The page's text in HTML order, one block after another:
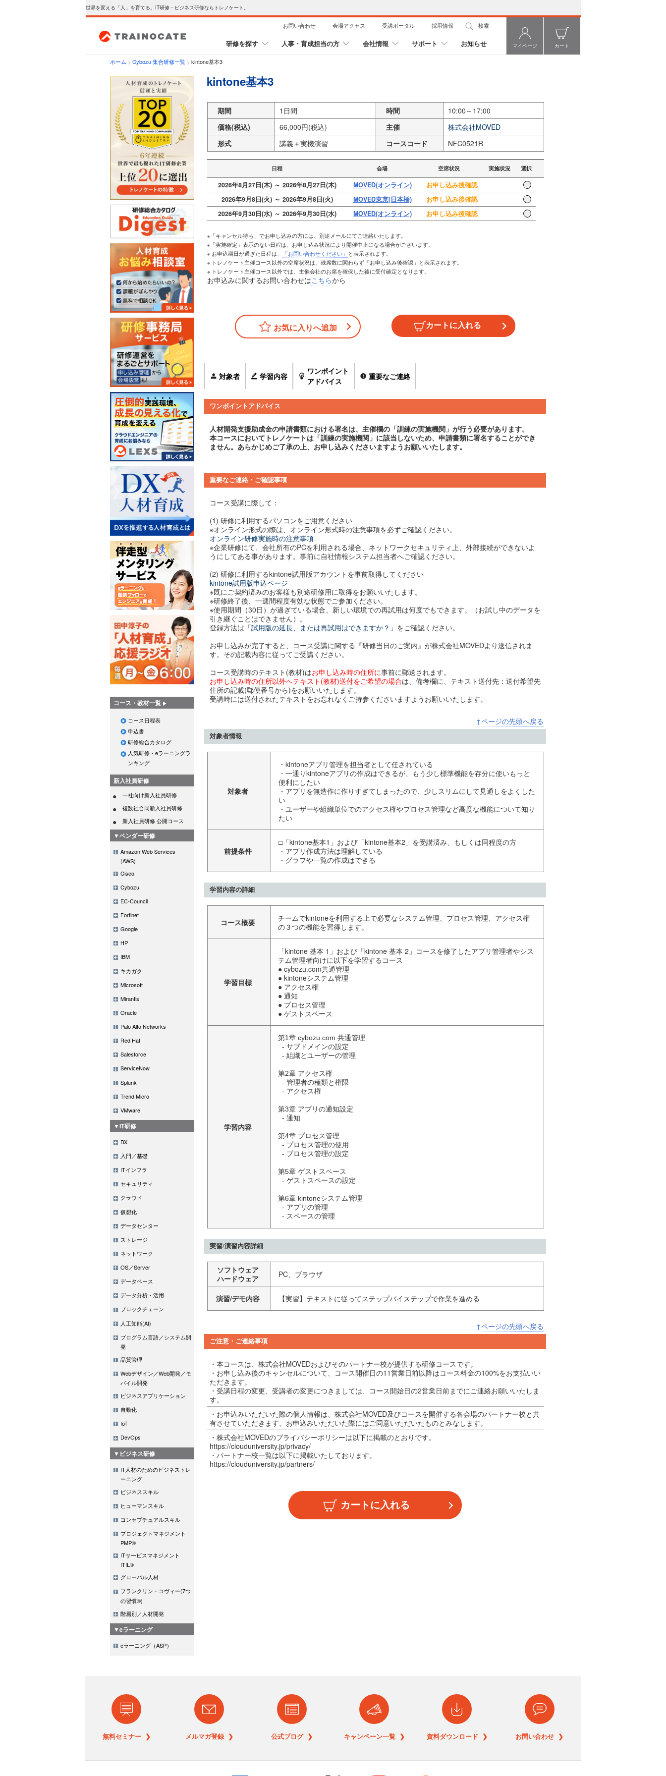
世界を変える「人」を育てる。IT研修・ビジネス研修ならトレノケート。
お問い合わせ 会場アクセス 受講ポータル 採用情報 検索
研修を探す 人事・育成担当の方 会社情報 サポート お知らせ マイページ カート
ホーム > Cybozu 集合研修一覧 > kintone基本3
コース・教材一覧
コース日程表
申込書
研修総合カタログ
人気研修・eラーニングラ
ンキング
新入社員研修
一社向け新入社員研修
複数社合同新入社員研修
新入社員研修 公開コース
▼ベンダー研修
Amazon Web Services
(AWS)
Cisco
Cybozu
EC-Council
Fortinet
Google
HP
IBM
キカガク
Microsoft
Mirantis
Oracle
Palo Alto Networks
Red Hat
Salesforce
ServiceNow
Splunk
Trend Micro
VMware
▼IT研修
DX
入門／基礎
ITインフラ
セキュリティ
クラウド
仮想化
データセンター
ストレージ
ネットワーク
OS／Server
データベース
データ分析・活用
ブロックチェーン
人工知能(AI)
プログラム言語／システム開
発
品質管理
Webデザイン／Web開発／モ
バイル開発
ビジネスアプリケーション
自動化
IoT
DevOps
▼ビジネス研修
IT人材のためのビジネストレ
ーニング
ビジネススキル
ヒューマンスキル
コンセプチュアルスキル
プロジェクトマネジメント
PMP®
ITサービスマネジメント
ITIL®
グローバル人材
フランクリン・コヴィー(7つ
の習慣®)
階層別／人材開発
▼eラーニング
eラーニング（ASP）
kintone基本3
期間 1日間 時間
10:00～17:00
価格(税込)
66,000円(税込) 主催
株式会社MOVED
形式
講義＋実機演習 コースコード NFC0521R
日程 会場 空席状況 実施状況 選択
2026年8月27日(木) ～ 2026年8月27日(木) MOVED(オンライン)
お申し込み後確認
2026年9月8日(火) ～ 2026年9月8日(火)
MOVED東京(日本橋)
お申し込み後確認
2026年9月30日(水) ～ 2026年9月30日(水)
MOVED(オンライン) お申し込み後確認
※「キャンセル待ち」でお申し込みの方には、別途メールにてご連絡いたします。
※「実施確定」表示のない日程は、お申し込み状況により開催中止になる場合がございます。
※ お申込期日が過ぎた日程は、
「お問い合わせください」 と表示されます。
※ トレノケート主催コース以外の空席状況は、残席数に関わらず「お申し込み後確認」と表示されます。
※ トレノケート主催コース以外では、主催会社のお席を確保した後に受付確定となります。
お申込みに関するお問い合わせはこちらから
お気に入りへ追加
対象者 学習内容
ワンポイント
アドバイス
重要なご連絡
ワンポイントアドバイス
人材開発支援助成金の申請書類における署名は、主催欄の「訓練の実施機関」が行う必要があります。
本コースにおいてトレノケートは「訓練の実施機関」に該当しないため、申請書類に署名することができ
ません。あらかじめご了承の上、お申し込みくださいますようお願いいたします。
重要なご連絡・ご確認事項
コース受講に際して：
(1) 研修に利用するパソコンをご用意ください
※オンライン形式の際は、オンライン形式時の注意事項を必ずご確認ください。
オンライン研修実施時の注意事項
※企業研修にて、会社所有のPCを利用される場合、ネットワークセキュリティ上、外部接続ができないよ
うにしてある事があります。事前に自社情報システム担当者へご確認ください。
(2) 研修に利用するkintone試用版アカウントを事前取得してください
kintone試用版申込ページ
※既にご契約済みのお客様も別途研修用に取得をお願いいたします。
※研修終了後、一週間程度有効な状態でご参加ください。
※使用期間（30日）が過ぎている場合、新しい環境での再試用は何度でもできます。（お試し中のデータを
引き継ぐことはできません）。
登録方法は「試用版の延長、または再試用はできますか？ 」をご確認ください。
お申し込みが完了すると、コース受講に関する『研修当日のご案内』が株式会社MOVEDより送信されま
す。その記載内容に従ってご受講ください。
コース受講時のテキスト(教材)はお申し込み時の住所に事前に郵送されます。
お申し込み時の住所以外へテキスト(教材)送付をご希望の場合は、備考欄に、テキスト送付先：送付希望先
住所の記載(郵便番号から)をお願いいたします。
受講時には送付されたテキストをお忘れなくご持参くださいますようお願いいたします。
↑ページの先頭へ戻る
対象者情報
対象者
・kintoneアプリ管理を担当者として任されている
・一通りkintoneアプリの作成はできるが、もう少し標準機能を存分に使いもっと
便利にしたい
・アプリを無造作に作りすぎてしまったので、少しスリムにして見通しをよくした
い
・ユーザーや組織単位でのアクセス権やプロセス管理など高度な機能について知り
たい
前提条件
□「kintone基本1」および「kintone基本2」を受講済み、もしくは同程度の方
・アプリ作成方法は理解している
・グラフや一覧の作成はできる
学習内容の詳細
コース概要
チームでkintoneを利用する上で必要なシステム管理、プロセス管理、アクセス権
の３つの機能を習得します。
学習目標
「kintone 基本 1」および「kintone 基本 2」コースを修了したアプリ管理者やシス
テム管理者向けに以下を学習するコース
● cybozu.com共通管理
● kintoneシステム管理
● アクセス権
● 通知
● プロセス管理
● ゲストスペース
学習内容
第1章 cybozu.com 共通管理
第2章 アクセス権
第3章 アプリの通知設定
第4章 プロセス管理
第5章 ゲストスペース
第6章 kintoneシステム管理
  - スペースの管理
実習/演習内容詳細
ソフトウェア
ハードウェア
PC、ブラウザ
演習/デモ内容 【実習】テキストに従ってステップバイステップで作業を進める
↑ページの先頭へ戻る
ご注意・ご連絡事項
・本コースは、株式会社MOVEDおよびそのパートナー校が提供する研修コースです。
・お申し込み後のキャンセルについて、コース開催日の11営業日前以降はコース料金の100%をお支払いい
ただきます。
・受講日程の変更、受講者の変更につきましては、コース開始日の2営業日前までにご連絡お願いいたしま
す。
・お申込みいただいた際の個人情報は、株式会社MOVED及びコースを開催する各会場のパートナー校と共
有させていただきます。お申込みいただいた際にはご同意いただいたものとみなします。
・株式会社MOVEDのプライバシーポリシーは以下に掲載のとおりです。
https://clouduniversity.jp/privacy/
・パートナー校一覧は以下に掲載いたしております。
https://clouduniversity.jp/partners/
無料セミナー ❯ メルマガ登録 ❯ 公式ブログ ❯ キャンペーン一覧 ❯ 資料ダウンロード ❯ お問い合わせ ❯